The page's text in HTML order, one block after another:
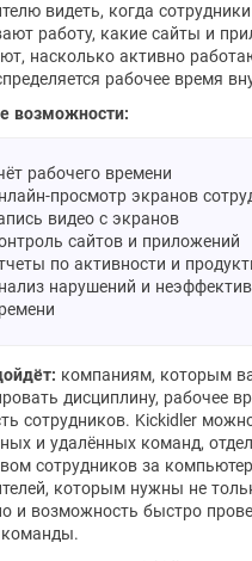
видеть, когда
работу, какие сайты и
насколько активно
рабочее время
возможности:
рабочего времени
просмотр экранов
видео с экранов
сайтов и приложений
по активности и
нарушений и
компаниям, которым
дисциплину, рабочее
сотрудников. Kickidler
и удалённых команд,
сотрудников за
которым нужны не
и возможность быстро
команды.